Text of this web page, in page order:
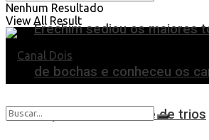
Erechim sediou os maiores
de bochas e conheceu os
disputas individual e de trios
Nenhum Resultado
View All Result